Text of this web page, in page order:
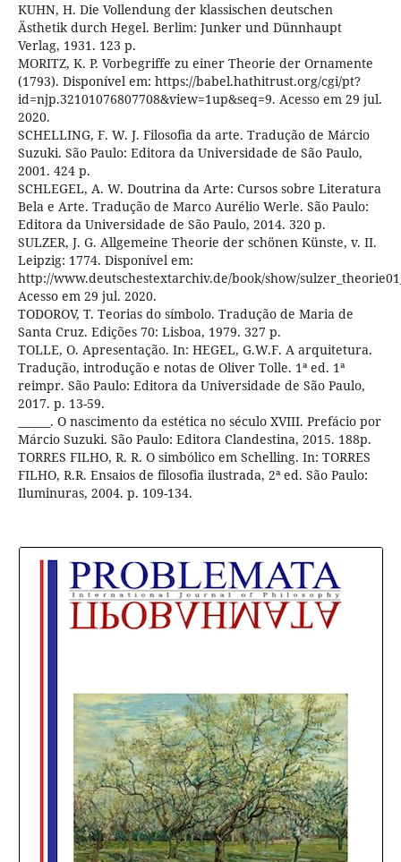
KUHN, H. Die Vollendung der klassischen deutschen
Ästhetik durch Hegel. Berlim: Junker und Dünnhaupt
Verlag, 1931. 123 p.
MORITZ, K. P. Vorbegriffe zu einer Theorie der Ornamente
(1793). Disponível em: https://babel.hathitrust.org/cgi/pt?
id=njp.32101076807708&view=1up&seq=9. Acesso em 29 jul.
2020.
SCHELLING, F. W. J. Filosofia da arte. Tradução de Márcio
Suzuki. São Paulo: Editora da Universidade de São Paulo,
2001. 424 p.
SCHLEGEL, A. W. Doutrina da Arte: Cursos sobre Literatura
Bela e Arte. Tradução de Marco Aurélio Werle. São Paulo:
Editora da Universidade de São Paulo, 2014. 320 p.
SULZER, J. G. Allgemeine Theorie der schönen Künste, v. II.
Leipzig: 1774. Disponível em:
http://www.deutschestextarchiv.de/book/show/
Acesso em 29 jul. 2020.
TODOROV, T. Teorias do símbolo. Tradução de Maria de
Santa Cruz. Edições 70: Lisboa, 1979. 327 p.
TOLLE, O. Apresentação. In: HEGEL, G.W.F. A arquitetura.
Tradução, introdução e notas de Oliver Tolle. 1ª ed. 1ª
reimpr. São Paulo: Editora da Universidade de São Paulo,
2017. p. 13-59.
______. O nascimento da estética no século XVIII. Prefácio por
Márcio Suzuki. São Paulo: Editora Clandestina, 2015. 188p.
TORRES FILHO, R. R. O simbólico em Schelling. In: TORRES
FILHO, R.R. Ensaios de filosofia ilustrada, 2ª ed. São Paulo:
Iluminuras, 2004. p. 109-134.